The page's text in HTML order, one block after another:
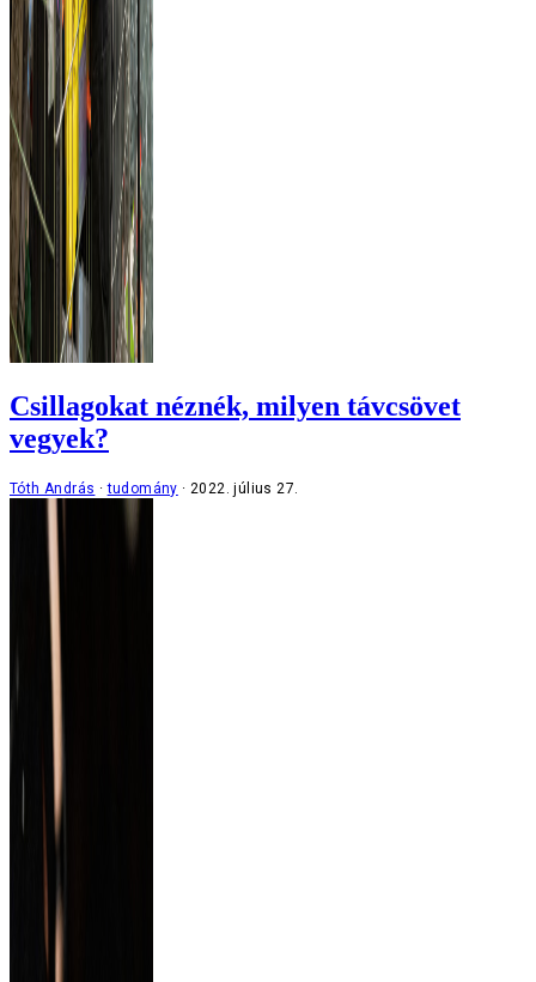
Csillagokat néznék, milyen távcsövet
vegyek?
Tóth András tudomány 2022. július 27.